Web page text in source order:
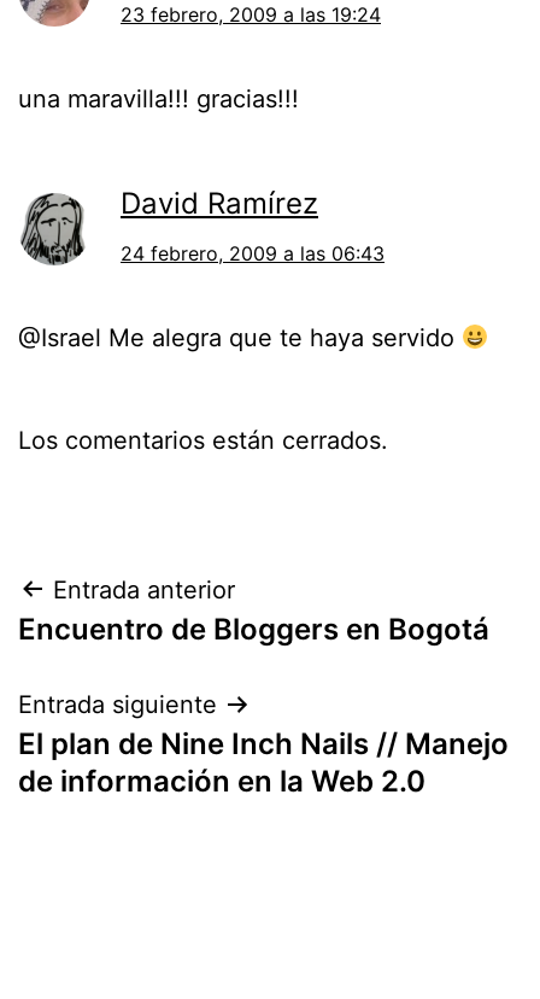
23 febrero, 2009 a las 19:24
una maravilla!!! gracias!!!
David Ramírez
24 febrero, 2009 a las 06:43
@Israel Me alegra que te haya servido
Los comentarios están cerrados.
Navegación
de
entradas
Entrada anterior
Encuentro de Bloggers en Bogotá
Entrada siguiente
El plan de Nine Inch Nails // Manejo
de información en la Web 2.0